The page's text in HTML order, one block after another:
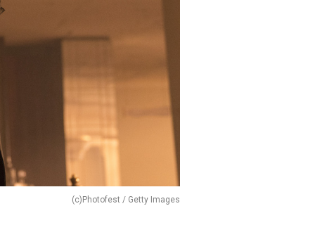
(c)Photofest / Getty Images